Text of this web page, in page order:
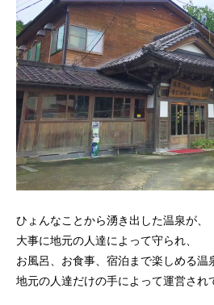
ひょんなことから湧き出した温泉が、
大事に地元の人達によって守られ、
お風呂、お食事、宿泊まで楽しめる温
地元の人達だけの手によって運営され